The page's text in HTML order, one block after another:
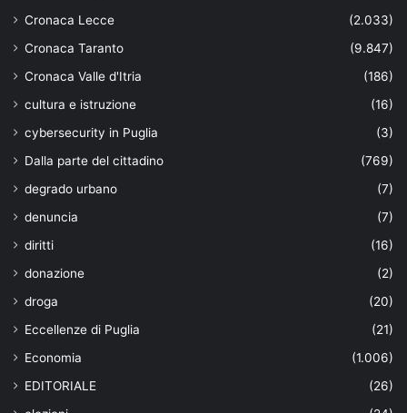
Cronaca Lecce
(2.033)
Cronaca Taranto
(9.847)
Cronaca Valle d'Itria
(186)
cultura e istruzione
(16)
cybersecurity in Puglia
(3)
Dalla parte del cittadino
(769)
degrado urbano
(7)
denuncia
(7)
diritti
(16)
donazione
(2)
droga
(20)
Eccellenze di Puglia
(21)
Economia
(1.006)
EDITORIALE
(26)